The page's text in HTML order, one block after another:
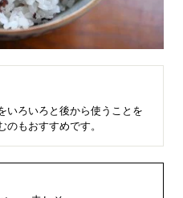
いろいろと後から使うことを
もおすすめです。